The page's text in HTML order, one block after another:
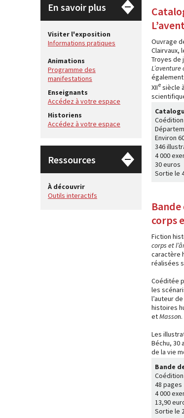
En savoir plus
Visiter l'exposition
Informations pratiques
Animations
Programme des
manifestations
Enseignants
Accédez à votre espace
Historiens
Accédez à votre espace
Ressources
À découvrir
Outils interactifs
Ouvrage
Clairvaux,
Troyes de
XIIe siècle
Environ
346
4 000
30 euros
Sortie le
Bande
corps
Fiction
corps et
caractère
réalisées
Coéditée
les
l’auteur
histoires
etMasson.
Les
Béchu, 30
de la vie
Bande
48 pages
4 000
13,90
Sortie le